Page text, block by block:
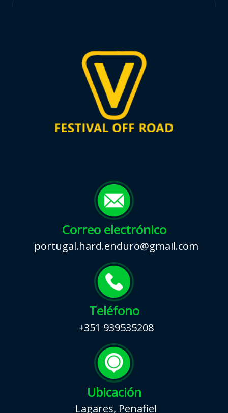
Correo electrónico
portugal.hard.enduro@gmail.com
Teléfono
+351 939535208
Ubicación
Lagares, Penafiel